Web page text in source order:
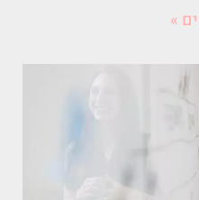
»